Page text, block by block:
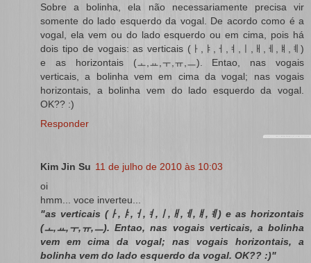
Sobre a bolinha, ela não necessariamente precisa vir
somente do lado esquerdo da vogal. De acordo como é a
vogal, ela vem ou do lado esquerdo ou em cima, pois há
dois tipo de vogais: as verticais (ㅏ,ㅑ,ㅓ,ㅕ,ㅣ,ㅐ,ㅔ,ㅒ,ㅖ)
e as horizontais (ㅗ,ㅛ,ㅜ,ㅠ,ㅡ). Entao, nas vogais
verticais, a bolinha vem em cima da vogal; nas vogais
horizontais, a bolinha vem do lado esquerdo da vogal.
OK?? :)
Responder
Kim Jin Su 11 de julho de 2010 às 10:03
oi
hmm... voce inverteu...
"as verticais (ㅏ,ㅑ,ㅓ,ㅕ,ㅣ,ㅐ,ㅔ,ㅒ,ㅖ) e as horizontais
(ㅗ,ㅛ,ㅜ,ㅠ,ㅡ). Entao, nas vogais verticais, a bolinha
vem em cima da vogal; nas vogais horizontais, a
bolinha vem do lado esquerdo da vogal. OK?? :)"